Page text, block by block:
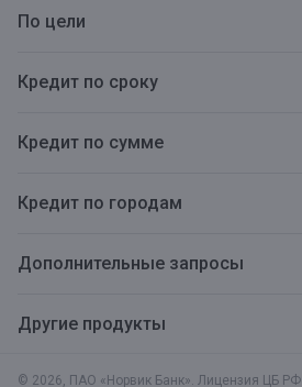
© 2026, ПАО «Норвик Банк». Лицензия ЦБ
По цели
Кредит по сроку
Кредит по сумме
Кредит по городам
Дополнительные запросы
Другие продукты